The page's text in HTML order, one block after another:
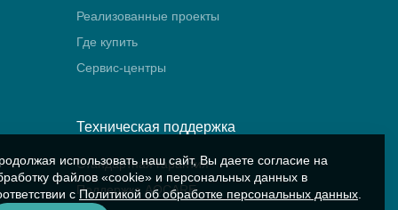
Реализованные проекты
Где купить
Сервис-центры
Техническая поддержка
Стандартная гарантия
Поддержка AQCARE
использовать наш сайт, Вы даете согласие на
файлов «cookie» и персональных данных в
сПолитикой об обработке персональных данных